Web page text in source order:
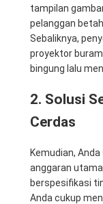
tampilan
pelanggan
Sebaliknya,
proyektor
bingung lalu
2. Solusi
Cerdas
Kemudian,
anggaran
berspesifikasi
Anda cukup